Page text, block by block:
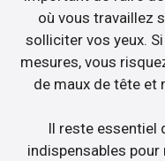
où vous travaillez
solliciter vos yeux.
mesures, vous
de maux de tête et
Il reste essentiel
indispensables